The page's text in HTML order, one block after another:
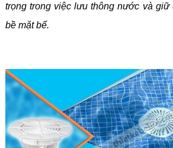
trọng trong việc lưu thông nước và giữ
bề mặt bể.